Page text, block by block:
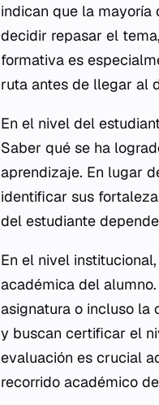
indican que la
decidir repasar el
formativa es
ruta antes de llegar al
En el nivel del
Saber qué se ha
aprendizaje. En lugar
identificar sus
del estudiante
En el nivel
académica del
asignatura o incluso la
y buscan certificar el
evaluación es crucial
recorrido académico